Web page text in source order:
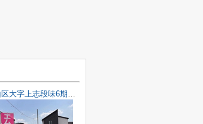
GRAFARE守山区大字上志段味6期4棟【仲介手数料無料 上志段味東小 志段味中】